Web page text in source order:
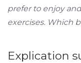
prefer to enjoy
exercises. Which
Explication